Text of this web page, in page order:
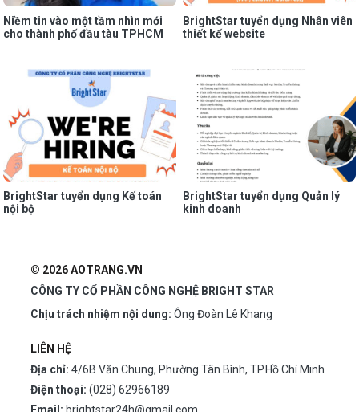
Niềm tin vào một tầm nhìn mới
cho thành phố đầu tàu TPHCM
BrightStar tuyển dụng Nhân viên
thiết kế website
BrightStar tuyển dụng Kế toán
nội bộ
BrightStar tuyển dụng Quản lý
kinh doanh
© 2026 AOTRANG.VN
CÔNG TY CỔ PHẦN CÔNG NGHỆ BRIGHT STAR
Chịu trách nhiệm nội dung: Ông Đoàn Lê Khang
LIÊN HỆ
Địa chỉ: 4/6B Văn Chung, Phường Tân Bình, TP.Hồ Chí Minh
Điện thoại: (028) 62966189